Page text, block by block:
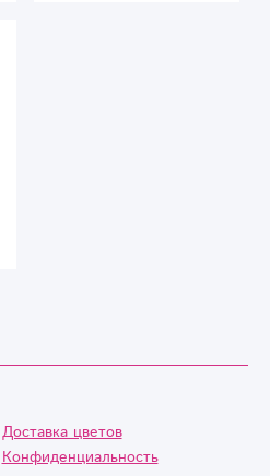
Доставка цветов
Конфиденциальность